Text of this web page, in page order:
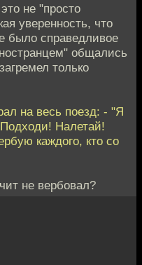
не "просто
уверенность, что
было справедливое
общались
только
на весь поезд: - "Я
Подходи! Налетай!
каждого, кто со
не вербовал?